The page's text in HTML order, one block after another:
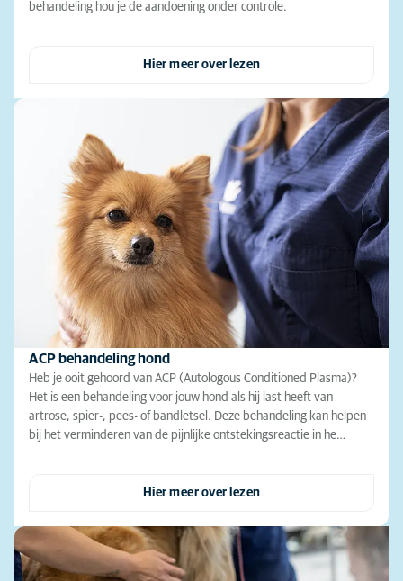
behandeling hou je de aandoening onder controle.
Hier meer over lezen
ACP behandeling hond
Heb je ooit gehoord van ACP (Autologous Conditioned Plasma)?
Het is een behandeling voor jouw hond als hij last heeft van
artrose, spier-, pees- of bandletsel. Deze behandeling kan helpen
bij het verminderen van de pijnlijke ontstekingsreactie in he…
Hier meer over lezen